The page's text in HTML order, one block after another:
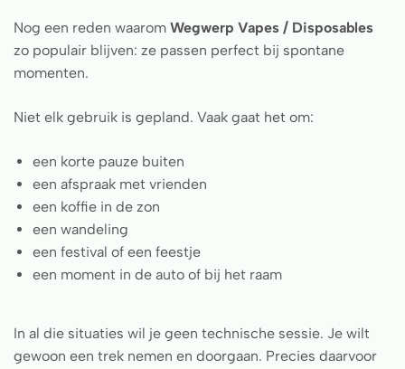
Nog een reden waarom Wegwerp Vapes / Disposables
zo populair blijven: ze passen perfect bij spontane
momenten.
Niet elk gebruik is gepland. Vaak gaat het om:
een korte pauze buiten
een afspraak met vrienden
een koffie in de zon
een wandeling
een festival of een feestje
een moment in de auto of bij het raam
In al die situaties wil je geen technische sessie. Je wilt
gewoon een trek nemen en doorgaan. Precies daarvoor